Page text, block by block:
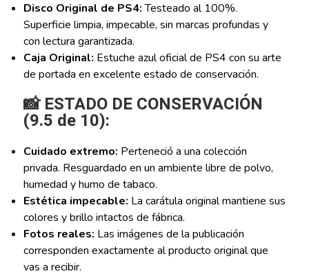
Disco Original de PS4:Testeado al 100%.
Superficie limpia, impecable, sin marcas profundas y
con lectura garantizada.
Caja Original: Estuche azul oficial de PS4 con su arte
de portada en excelente estado de conservación.
📸 ESTADO DE CONSERVACIÓN
(9.5 de 10):
Cuidado extremo: Perteneció a una colección
privada. Resguardado en un ambiente libre de polvo,
humedad y humo de tabaco.
Estética impecable: La carátula original mantiene sus
colores y brillo intactos de fábrica.
Fotos reales: Las imágenes de la publicación
corresponden exactamente al producto original que
vas a recibir.